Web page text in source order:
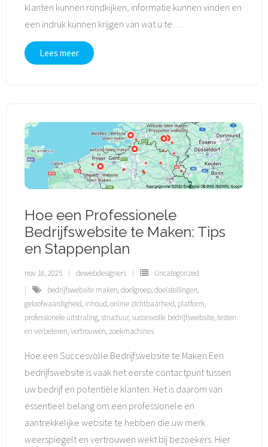
klanten kunnen rondkijken, informatie kunnen vinden en
een indruk kunnen krijgen van wat u te
Lees meer
Hoe een Professionele
Bedrijfswebsite te Maken: Tips
en Stappenplan
nov 16, 2025 dewebdesigners
Uncategorized
bedrijfswebsite maken,doelgroep,doelstellingen,
geloofwaardigheid, inhoud,online zichtbaarheid, platform,
professionele uitstraling, structuur, succesvolle bedrijfswebsite,testen
en verbeteren,vertrouwen, zoekmachines
Hoe een Succesvolle Bedrijfswebsite te Maken Een
bedrijfswebsite is vaak het eerste contactpunt tussen
uw bedrijf en potentiële klanten. Het is daarom van
essentieel belang om een professionele en
aantrekkelijke website te hebben die uw merk
weerspiegelt en vertrouwen wekt bij bezoekers. Hier